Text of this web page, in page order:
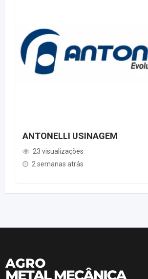
ANTONELLI USINAGEM
23 visualizações
2 semanas atrás